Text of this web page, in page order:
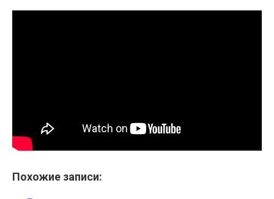
Похожие записи: